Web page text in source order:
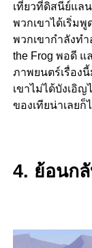
เที่ยวที่ดิสนีย์แล
พวกเขาได้เริ่มพู
พวกเขากำลังท
the Frog พอดี แ
ภาพยนตร์เรื่อง
เขาไม่ได้บังเอิ
ของเทียน่าเลยก็
4. ย้อนก